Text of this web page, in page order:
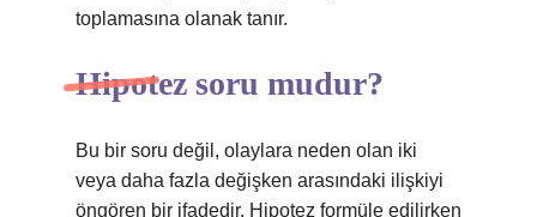
toplamasına olanak tanır.
Hipotez soru mudur?
Bu bir soru değil, olaylara neden olan iki
veya daha fazla değişken arasındaki ilişkiyi
öngören bir ifadedir. Hipotez formüle edilirken